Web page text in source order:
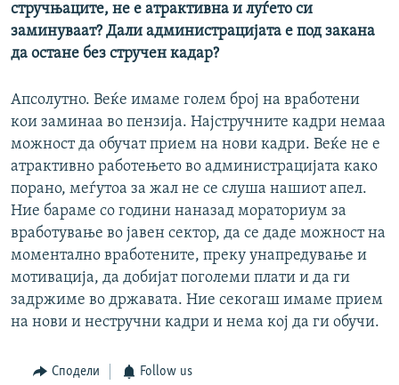
стручњаците, не е атрактивна и луѓето си
заминуваат? Дали администрацијата е под закана
да остане без стручен кадар?
Апсолутно. Веќе имаме голем број на вработени
кои заминаа во пензија. Најстручните кадри немаа
можност да обучат прием на нови кадри. Веќе не е
атрактивно работењето во администрацијата како
порано, меѓутоа за жал не се слуша нашиот апел.
Ние бараме со години наназад мораториум за
вработување во јавен сектор, да се даде можност на
моментално вработените, преку унапредување и
мотивација, да добијат поголеми плати и да ги
задржиме во државата. Ние секогаш имаме прием
на нови и нестручни кадри и нема кој да ги обучи.
Сподели Follow us